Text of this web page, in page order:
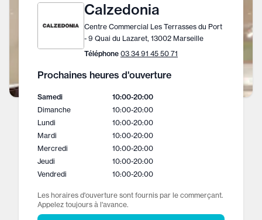
Calzedonia
Centre Commercial Les Terrasses du Port
- 9 Quai du Lazaret, 13002 Marseille
Téléphone 03 34 91 45 50 71
Prochaines heures d'ouverture
Samedi 10:00-20:00
Dimanche
10:00-20:00
Lundi
10:00-20:00
Mardi
10:00-20:00
Mercredi
10:00-20:00
Jeudi
10:00-20:00
Vendredi
10:00-20:00
Les horaires d'ouverture sont fournis par le commerçant.
Appelez toujours à l'avance.